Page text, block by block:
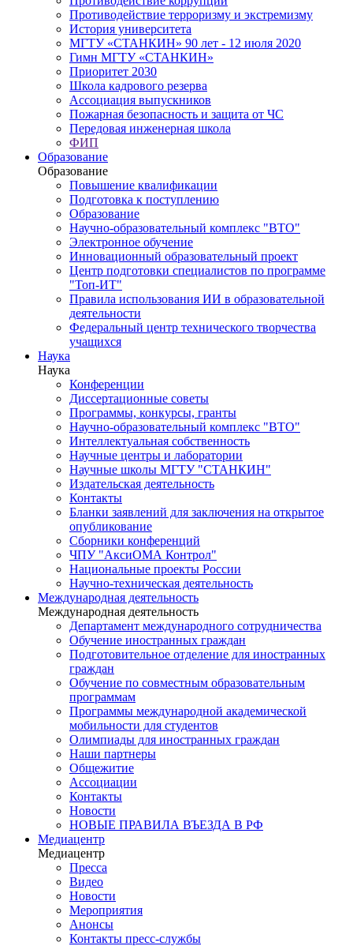
Противодействие терроризму и экстремизму
История университета
МГТУ «СТАНКИН» 90 лет - 12 июля 2020
Гимн МГТУ «СТАНКИН»
Приоритет 2030
Школа кадрового резерва
Ассоциация выпускников
Пожарная безопасность и защита от ЧС
Передовая инженерная школа
ФИП
Образование
Образование
Повышение квалификации
Подготовка к поступлению
Образование
Научно-образовательный комплекс "ВТО"
Электронное обучение
Инновационный образовательный проект
Центр подготовки специалистов по программе
"Топ-ИТ"
Правила использования ИИ в образовательной
деятельности
Федеральный центр технического творчества
учащихся
Наука
Наука
Конференции
Диссертационные советы
Программы, конкурсы, гранты
Научно-образовательный комплекс "ВТО"
Интеллектуальная собственность
Научные центры и лаборатории
Научные школы МГТУ "СТАНКИН"
Издательская деятельность
Контакты
Бланки заявлений для заключения на открытое
опубликование
Сборники конференций
ЧПУ "АксиОМА Контрол"
Национальные проекты России
Научно-техническая деятельность
Международная деятельность
Международная деятельность
Департамент международного сотрудничества
Обучение иностранных граждан
Подготовительное отделение для иностранных
граждан
Обучение по совместным образовательным
программам
Программы международной академической
мобильности для студентов
Олимпиады для иностранных граждан
Наши партнеры
Общежитие
Ассоциации
Контакты
Новости
НОВЫЕ ПРАВИЛА ВЪЕЗДА В РФ
Медиацентр
Медиацентр
Пресса
Видео
Новости
Мероприятия
Анонсы
Контакты пресс-службы